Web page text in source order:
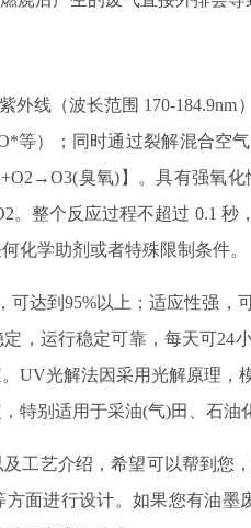
外线（波长范围 170-
等）；同时通过裂解混合空
臭氧)】。具有强氧
。整个反应过程不超过 0.1
化学助剂或者特殊限制条件。
可达到95%以上；适应性强，
，运行稳定可靠，每天可24
UV光解法因采用光解原理，
特别适用于采油(气)田、石油
工艺介绍，希望可以帮到您
面进行设计。如果您有油墨